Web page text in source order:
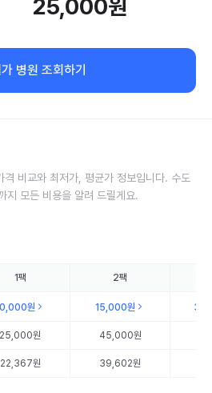
25,000원
병원 조회하기
비교와 최저가, 평균가 정보입니다. 수도
지 모든 비용을 알려 드릴게요.
1팩 2팩
원 15,000원
25,000원 45,000원
22,367원 39,602원